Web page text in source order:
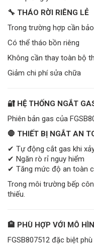
🔧 THÁO RỜI RIÊNG LẺ
Trong trường hợp cần
Có thể tháo bồn riêng
Không cần thay toàn bộ
Giảm chi phí sửa chữa
🔐 HỆ THỐNG NGẮT
Phiên bản gas của
🛑 THIẾT BỊ NGẮT AN
✔ Tự động cắt gas khi
✔ Ngăn rò rỉ nguy hiểm
✔ Tăng mức độ an toàn
Trong môi trường bếp
thiếu.
🏨 PHÙ HỢP VỚI MÔ
FGSB807512 đặc biệt